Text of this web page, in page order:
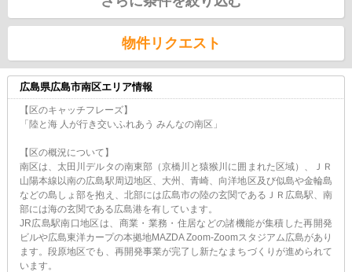
物件リクエスト
広島県広島市南区エリア情報
【区のキャッチフレーズ】
「陸と海 人が行き交いふれあう みんなの南区」
【区の概況について】
南区は、太田川デルタの南東部（京橋川と猿猴川に囲まれた区域）、ＪＲ
山陽本線以南の広島駅周辺地区、大州、青崎、向洋地区及び似島や金輪島
などの島しょ部を抱え、北部には広島市の陸の玄関であるＪＲ広島駅、南
部には海の玄関である広島港を有しています。
JR広島駅南口地区は、商業・業務・住居などの諸機能が集積した再開発
ビルや広島東洋カープの本拠地MAZDA Zoom-Zoomスタジアム広島があり
ます。段原地区でも、再開発事業が完了し新たなまちづくりが進められて
います。